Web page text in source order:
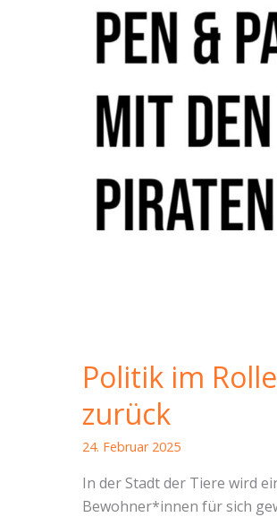
Politik im
zurück
24. Februar 2025
In der Stadt der Tiere wird
Bewohner*innen für sich